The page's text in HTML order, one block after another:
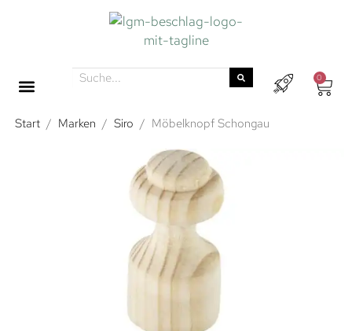
0
Start / Marken / Siro / Möbelknopf Schongau